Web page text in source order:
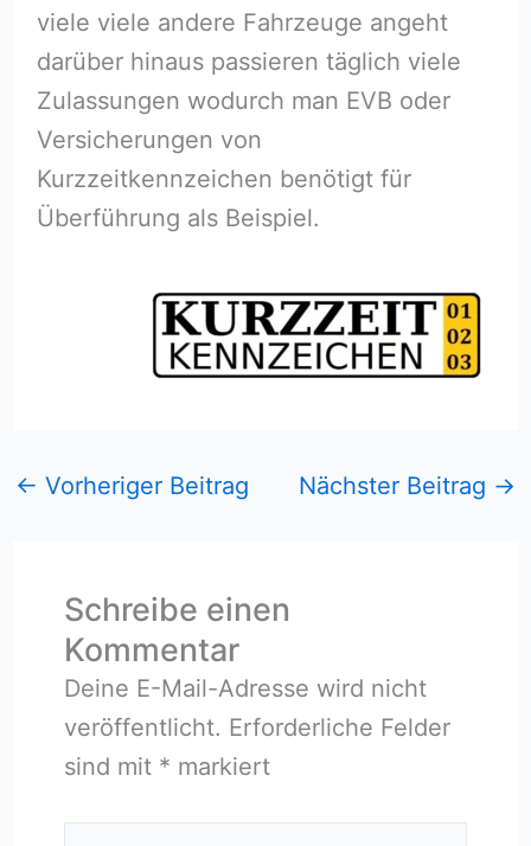
viele viele andere Fahrzeuge angeht
darüber hinaus passieren täglich viele
Zulassungen wodurch man EVB oder
Versicherungen von
Kurzzeitkennzeichen benötigt für
Überführung als Beispiel.
← Vorheriger Beitrag Nächster Beitrag →
Schreibe einen
Kommentar
Deine E-Mail-Adresse wird nicht
veröffentlicht. Erforderliche Felder
sind mit * markiert